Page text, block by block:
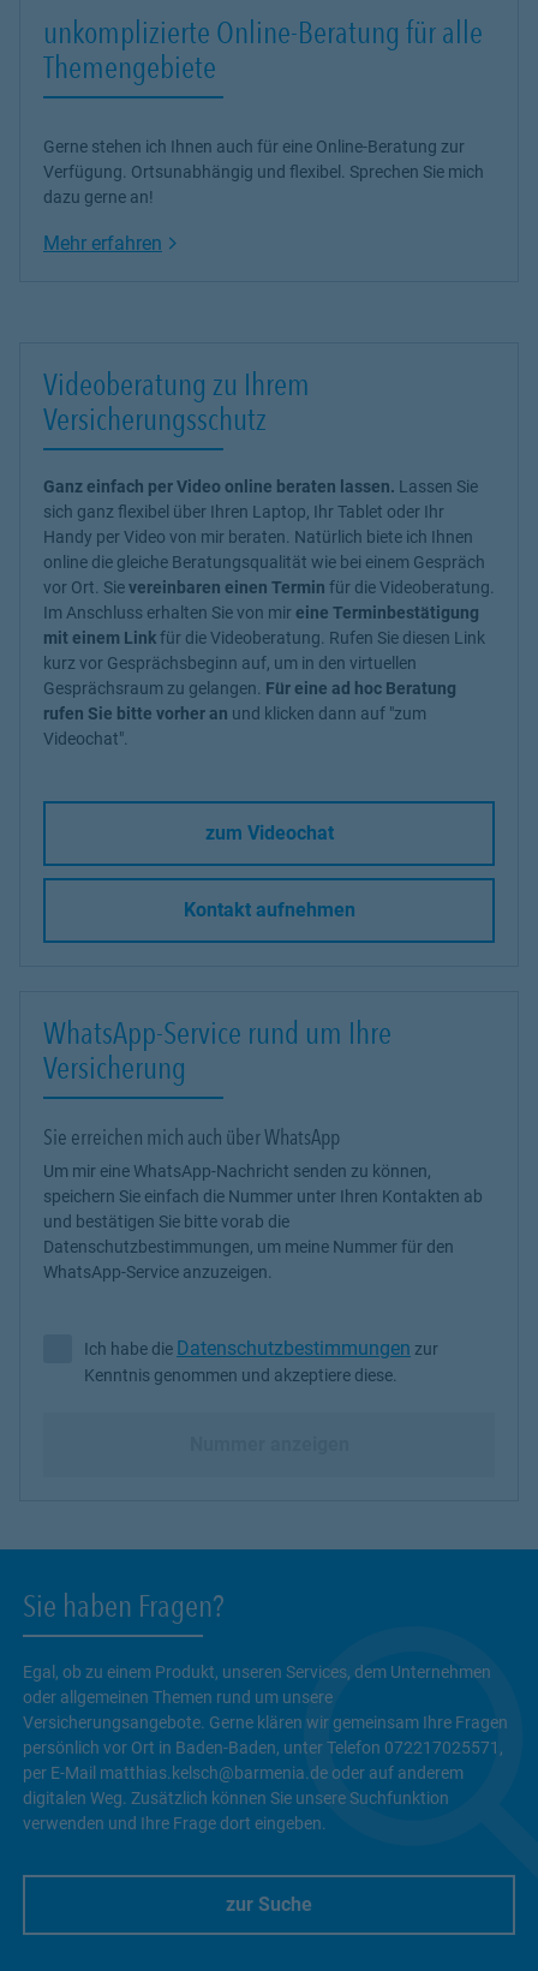
unkomplizierte Online-Beratung für alle
Themengebiete
Gerne stehen ich Ihnen auch für eine Online-Beratung zur
Verfügung. Ortsunabhängig und flexibel. Sprechen Sie mich
dazu gerne an!
Mehr erfahren Link Opens in New Tab
Videoberatung zu Ihrem
Versicherungsschutz
Ganz einfach per Video online beraten lassen. Lassen Sie
sich ganz flexibel über Ihren Laptop, Ihr Tablet oder Ihr
Handy per Video von mir beraten. Natürlich biete ich Ihnen
online die gleiche Beratungsqualität wie bei einem Gespräch
vor Ort. Sievereinbaren einen Termin für die Videoberatung.
Im Anschluss erhalten Sie von mireine Terminbestätigung
mit einem Linkfür die Videoberatung. Rufen Sie diesen Link
kurz vor Gesprächsbeginn auf, um in den virtuellen
Gesprächsraum zu gelangen. Für eine ad hoc Beratung
rufen Sie bitte vorher an und klicken dann auf "zum
Videochat".
zum Videochat
Kontakt aufnehmen
WhatsApp-Service rund um Ihre
Versicherung
Sie erreichen mich auch über WhatsApp
Um mir eine WhatsApp-Nachricht senden zu können,
speichern Sie einfach die Nummer unter Ihren Kontakten ab
und bestätigen Sie bitte vorab die
Datenschutzbestimmungen, um meine Nummer für den
WhatsApp-Service anzuzeigen.
Ich habe die Datenschutzbestimmungen zur Kenntnis
Ich habe die Datenschutzbestimmungen zur
Kenntnis genommen und akzeptiere diese.
Sie haben Fragen?
Egal, ob zu einem Produkt, unseren Services, dem Unternehmen
oder allgemeinen Themen rund um unsere
Versicherungsangebote. Gerne klären wir gemeinsam Ihre Fragen
persönlich vor Ort in Baden-Baden, unter Telefon 072217025571,
per E-Mail matthias.kelsch@barmenia.de oder auf anderem
digitalen Weg. Zusätzlich können Sie unsere Suchfunktion
verwenden und Ihre Frage dort eingeben.
zur Suche